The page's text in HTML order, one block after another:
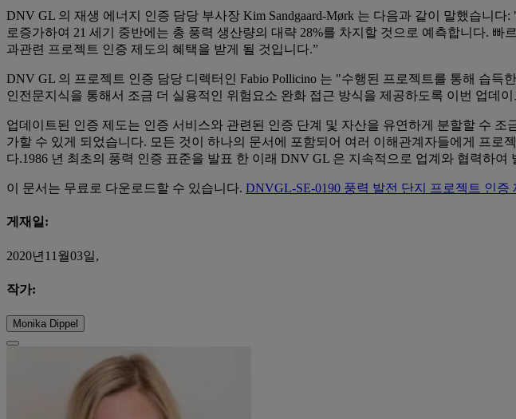
DNV GL 의 재생 에너지 인증 담당 부사장 Kim Sandgaard-Mørk 는 다음과 같이 말했습니
로증가하여 21 세기 중반에는 총 풍력 생산량의 대략 28%를 차지할 것으로 예측합니다.
과관련 프로젝트 인증 제도의 혜택을 받게 될 것입니다.”
DNV GL 의 프로젝트 인증 담당 디렉터인 Fabio Pollicino 는 "수행된 프로젝트를 통해 습
인전문지식을 통해서 조금 더 실용적인 위험요소 완화 접근 방식을 제공하도록 이번 업데
업데이트된 인증 제도는 인증 서비스와 관련된 인증 단계 및 자산을 유연하게 분할할 수
가할 수 있게 되었습니다. 모든 것이 하나의 문서에 포함되어 여러 이해관계자들에게 프
다.1986 년 최초의 풍력 인증 표준을 발표 한 이래 DNV GL 은 지속적으로 업계와 협력하
이 문서는 무료로 다운로드할 수 있습니다. DNVGL-SE-0190 풍력 발전 단지 프로젝트 인증
게재일:
2020년11월03일,
작가:
Monika Dippel